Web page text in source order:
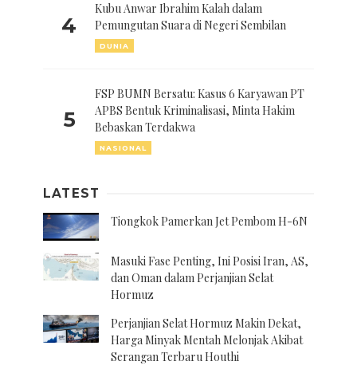
4
Kubu Anwar Ibrahim Kalah dalam
Pemungutan Suara di Negeri Sembilan
DUNIA
5
FSP BUMN Bersatu: Kasus 6 Karyawan PT
APBS Bentuk Kriminalisasi, Minta Hakim
Bebaskan Terdakwa
NASIONAL
LATEST
Tiongkok Pamerkan Jet Pembom H-6N
Masuki Fase Penting, Ini Posisi Iran, AS,
dan Oman dalam Perjanjian Selat
Hormuz
Perjanjian Selat Hormuz Makin Dekat,
Harga Minyak Mentah Melonjak Akibat
Serangan Terbaru Houthi